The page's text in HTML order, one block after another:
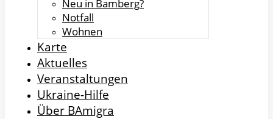
Neu in Bamberg?
Notfall
Wohnen
Karte
Aktuelles
Veranstaltungen
Ukraine-Hilfe
Über BAmigra